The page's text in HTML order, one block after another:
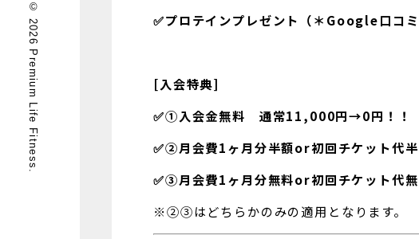
✅プロテインプレゼント（＊Google口コミ
[入会特典]
✅①入会金無料 通常11,000円→0円！！
✅②月会費1ヶ月分半額or初回チケット代
✅③月会費1ヶ月分無料or初回チケット代
※②③はどちらかのみの適用となります。
© 2026 Premium Life Fitness.